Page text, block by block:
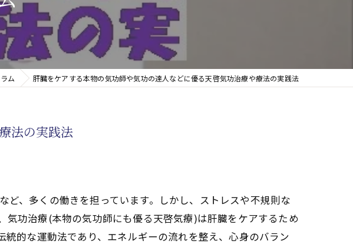
ム 肝臓をケアする本物の気功師や気功の達人などに優る天啓気功治療や療法の実践法
法の実践法
、多くの働きを担っています。しかし、ストレスや不規則な
功治療(本物の気功師にも優る天啓気療)は肝臓をケアするため
的な運動法であり、エネルギーの流れを整え、心身のバラン